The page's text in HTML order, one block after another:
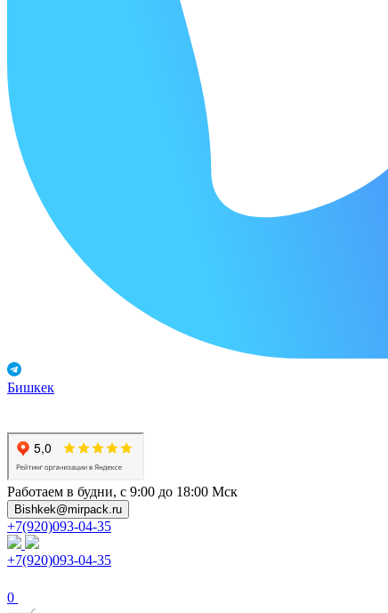
Бишкек
Работаем в будни, с 9:00 до 18:00 Мск
Bishkek@mirpack.ru
+7(920)093-04-35
+7(920)093-04-35
0